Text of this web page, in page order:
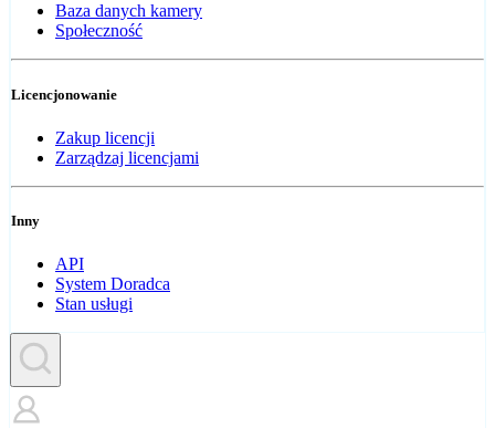
Baza danych kamery
Społeczność
Licencjonowanie
Zakup licencji
Zarządzaj licencjami
Inny
API
System Doradca
Stan usługi